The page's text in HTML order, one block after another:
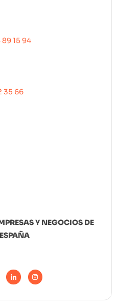
15 94
35 66
Y NEGOCIOS DE